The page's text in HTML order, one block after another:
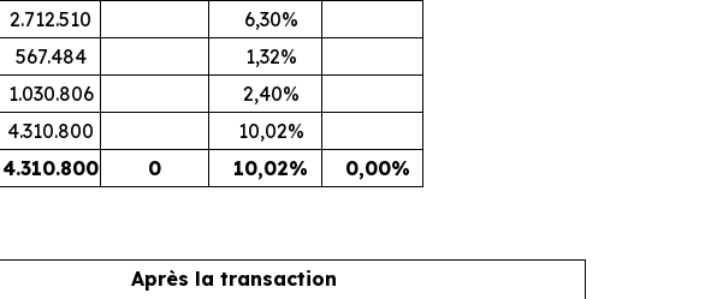
2.712.510
6,30%
567.484
1,32%
1.030.806
2,40%
4.310.800
10,02%
4.310.800 0 10,02% 0,00%
Après la transaction